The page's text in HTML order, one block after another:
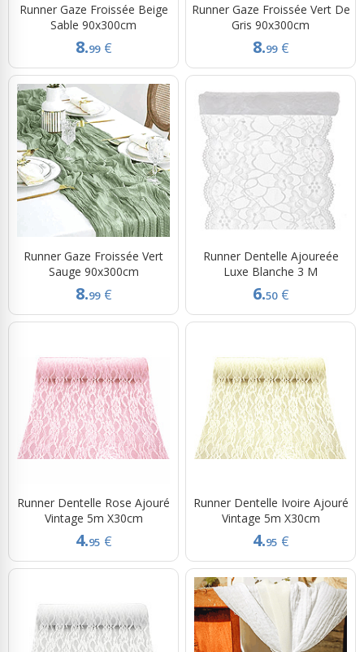
Runner Gaze Froissée Beige
Sable 90x300cm
8.99 €
Runner Gaze Froissée Vert De
Gris 90x300cm
8.99 €
Runner Gaze Froissée Vert
Sauge 90x300cm
8.99 €
Runner Dentelle Ajoureée
Luxe Blanche 3 M
6.50 €
Runner Dentelle Rose Ajouré
Vintage 5m X30cm
4.95 €
Runner Dentelle Ivoire Ajouré
Vintage 5m X30cm
4.95 €